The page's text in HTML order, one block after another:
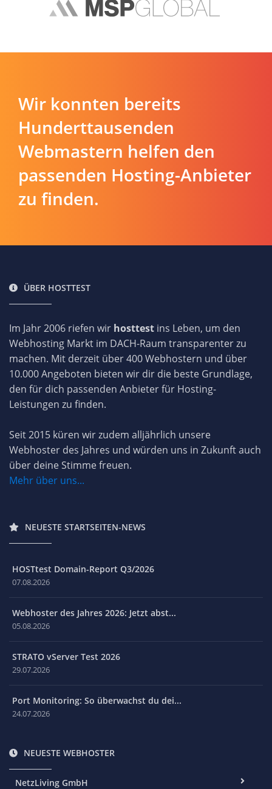
Wir konnten bereits
Hunderttausenden
Webmastern helfen den
passenden Hosting-Anbieter
zu finden.
ÜBER HOSTTEST
Im Jahr 2006 riefen wir hosttest ins Leben, um den
Webhosting Markt im DACH-Raum transparenter zu
machen. Mit derzeit über 400 Webhostern und über
10.000 Angeboten bieten wir dir die beste Grundlage,
den für dich passenden Anbieter für Hosting-
Leistungen zu finden.
Seit 2015 küren wir zudem alljährlich unsere
Webhoster des Jahres und würden uns in Zukunft auch
über deine Stimme freuen.
Mehr über uns...
NEUESTE STARTSEITEN-NEWS
HOSTtest Domain-Report Q3/2026
07.08.2026
Webhoster des Jahres 2026: Jetzt abst...
05.08.2026
STRATO vServer Test 2026
29.07.2026
Port Monitoring: So überwachst du dei...
24.07.2026
NEUESTE WEBHOSTER
NetzLiving GmbH